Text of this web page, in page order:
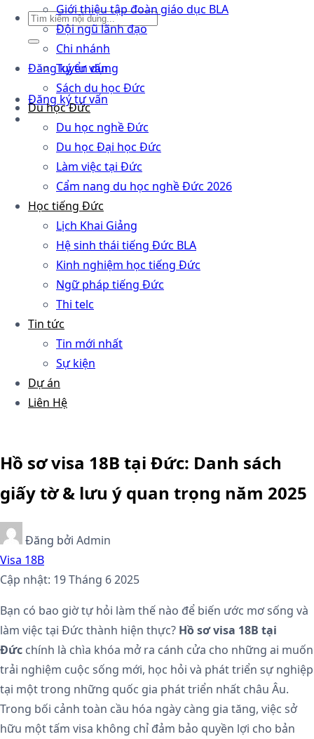
Đăng ký tư vấn
Đăng ký tư vấn
Giới thiệu tập đoàn giáo dục BLA
Đội ngũ lãnh đạo
Chi nhánh
Tuyển dụng
Sách du học Đức
Du học Đức
Du học nghề Đức
Du học Đại học Đức
Làm việc tại Đức
Cẩm nang du học nghề Đức 2026
Học tiếng Đức
Lịch Khai Giảng
Hệ sinh thái tiếng Đức BLA
Kinh nghiệm học tiếng Đức
Ngữ pháp tiếng Đức
Thi telc
Tin tức
Tin mới nhất
Sự kiện
Dự án
Liên Hệ
Hồ sơ visa 18B tại Đức: Danh sách
giấy tờ & lưu ý quan trọng năm 2025
Đăng bởi Admin
Visa 18B
Cập nhật: 19 Tháng 6 2025
Bạn có bao giờ tự hỏi làm thế nào để biến ước mơ sống và
làm việc tại Đức thành hiện thực? Hồ sơ visa 18B tại
Đức chính là chìa khóa mở ra cánh cửa cho những ai muốn
trải nghiệm cuộc sống mới, học hỏi và phát triển sự nghiệp
tại một trong những quốc gia phát triển nhất châu Âu.
Trong bối cảnh toàn cầu hóa ngày càng gia tăng, việc sở
hữu một tấm visa không chỉ đảm bảo quyền lợi cho bản